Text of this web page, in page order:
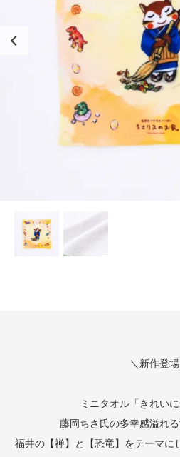
＼新作登
ミニタオル「きれいに
藤岡ちさ氏の多幸感溢れる
福井の【禅】と【恐竜】をテーマに